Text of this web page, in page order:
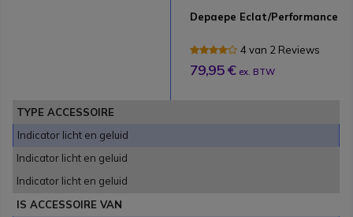
Depaepe Eclat/Performance
4 van 2 Reviews
79,95 € ex. BTW
TYPE ACCESSOIRE
Indicator licht en geluid
Indicator licht en geluid
Indicator licht en geluid
IS ACCESSOIRE VAN